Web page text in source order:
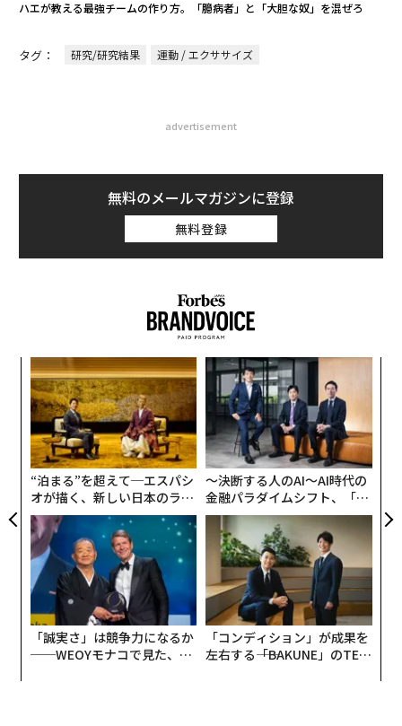
ハエが教える最強チームの作り方。「臆病者」と「大胆な奴」を混ぜろ
タグ： 研究/研究結果 運動 / エクササイズ
advertisement
無料のメールマガジンに登録
無料登録
“泊まる”を超えて─エスパシ
オが描く、新しい日本のラグ
ジュアリー（中編）
〜決断する人のAI〜AI時代の
金融パラダイムシフト、「超
個別化」の核心 【MUFG×ウ
ェルスナビ×PwC】
「誠実さ」は競争力になるか
──WEOYモナコで見た、く
「コンディション」が成果を
左右する――「BAKUNE」のTEN